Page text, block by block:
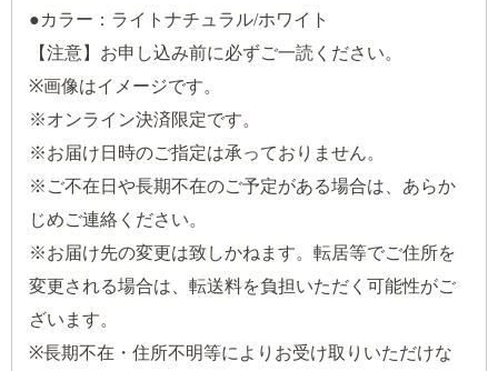
●カラー：ライトナチュラル/ホワイト
【注意】お申し込み前に必ずご一読ください。
※画像はイメージです。
※オンライン決済限定です。
※お届け日時のご指定は承っておりません。
※ご不在日や長期不在のご予定がある場合は、あらか
じめご連絡ください。
※お届け先の変更は致しかねます。転居等でご住所を
変更される場合は、転送料を負担いただく可能性がご
ざいます。
※長期不在・住所不明等によりお受け取りいただけな